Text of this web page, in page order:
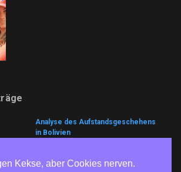
Analyse des Aufstandsgeschehens
in Bolivien
Wem nutzt es?
Kekse, aber Cookies nerven.